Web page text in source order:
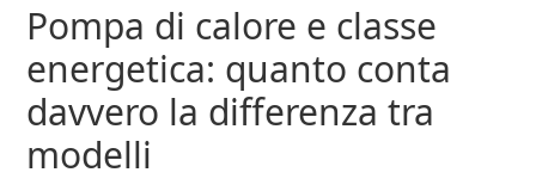
Pompa di calore e classe
energetica: quanto conta
davvero la differenza tra
modelli